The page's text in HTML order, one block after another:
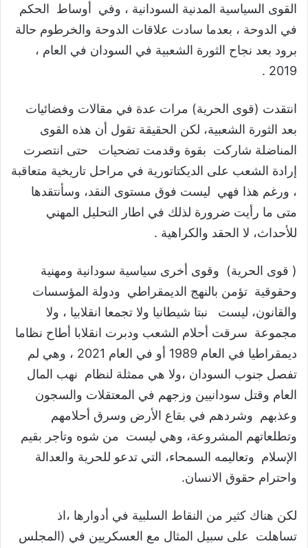
القوى السياسية المدنية السودانية ، وفي أوساط الحكم
في الدوحة ، بعدما سادت علاقات الدوحة والخرطوم حالة
برود بعد نجاح الثورة الشعبية في السودان في العام ،
2019 .
انتقدت (قوى الحرية) مرات عدة في مقالات وفضائيات
بعد الثورة الشعبية، لكن الحقيقة تقول أن هذه القوى
المناضلة شاركت بقوة وقدمت تضحيات حتى انتصرت
إرادة الشعب على الديكتاتورية في مراحل تاريخية متعاقبة
، ورغم هذا فهي ليست فوق مستوى النقد، وسأنتقدها
متى ما رأيت ضرورة لذلك في اطار التحليل المهني
للأحداث، لا الحقد والكراهية .
( قوى الحرية) وقوى أخرى سياسية سودانية ومهنية
وحقوقية تؤمن بالنهج الديمقراطي ودولة المؤسسات
والقانون، ليست نبتا شيطانيا ولا تجمعا انقلابيا ، ولا
مجموعة سرقت أحلام الشعب ودبرت انقلابا أطاح نظاما
ديمقراطيا في العام 1989 أو في العام 2021 ، وهي لم
تفصل جنوب السودان ،ولا هي ممثلة لنظام نهب المال
العام وقتل سودانيين وزجهم في المعتقلات والسجون
وعذبهم وشردهم في بقاع الأرض وسرق أحلامهم
وتطلعاتهم المشروعة، وهي ليست من شوه وتاجر بقيم
الإسلام وتعاليمه السمحاء، التي تدعو للحرية والعدالة
واحترام حقوق الانسان.
لكن هناك كثير من النقاط السلبية في أدوارها ،اذ
تساهلت على سبيل المثال مع العسكريين في (المجلس